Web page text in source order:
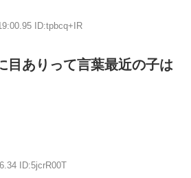
ID:tpbcq+IR
目ありって言葉最近の子は
ID:5jcrR00T